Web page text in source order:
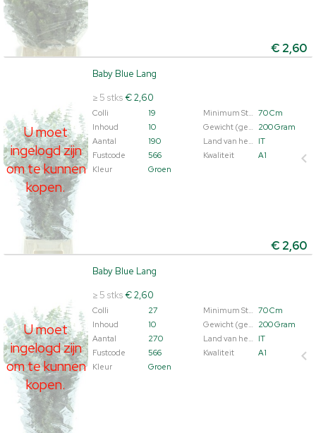
€ 2,60
U moet
ingelogd zijn
om te kunnen
kopen.
Baby Blue Lang
≥ 5 stks€ 2,60
Colli 19 Minimum Steellengte
70 Cm
Inhoud
10
200 Gram
Aantal
190
IT
Fustcode
566 Kwaliteit
A1
Kleur
Groen
€ 2,60
Baby Blue Lang
U moet ingelogd zijn om te kunnen kopen.
in te loggen.
U moet
ingelogd zijn
om te kunnen
kopen.
Baby Blue Lang
≥ 5 stks€ 2,60
Colli 27 Minimum Steellengte
70 Cm
Inhoud
10
200 Gram
Aantal
270
IT
Fustcode
566 Kwaliteit
A1
Kleur
Groen
Baby Blue Lang
U moet ingelogd zijn om te kunnen kopen.
in te loggen.